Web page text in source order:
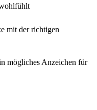
mit der richtigen
mögliches Anzeichen für